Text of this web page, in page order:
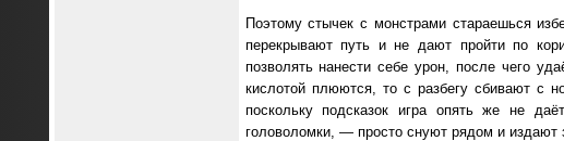
Поэтому стычек с монстрами стараешься
перекрывают путь и не дают пройти по
позволять нанести себе урон, после чего
кислотой плюются, то с разбегу сбивают с
поскольку подсказок игра опять же не
головоломки, — просто снуют рядом и издают